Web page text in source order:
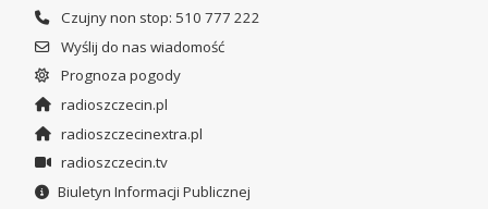
Czujny non stop: 510 777 222
Wyślij do nas wiadomość
Prognoza pogody
radioszczecin.pl
radioszczecinextra.pl
radioszczecin.tv
Biuletyn Informacji Publicznej